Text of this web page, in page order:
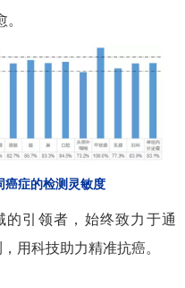
癌症的检测灵敏度
引领者，始终致力于通
用科技助力精准抗癌。